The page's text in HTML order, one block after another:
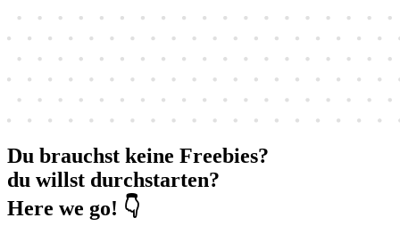
Du brauchst keine Freebies?
du willst durchstarten?
Here we go! 👇